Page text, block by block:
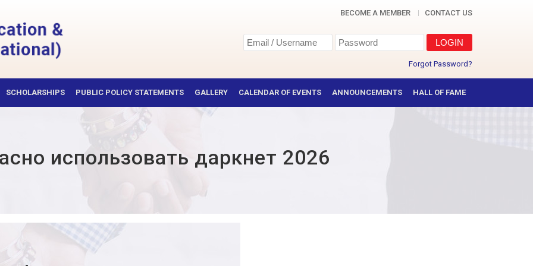
BECOME A MEMBER CONTACT US
Forgot Password?
SCHOLARSHIPS PUBLIC POLICY STATEMENTS GALLERY CALENDAR OF EVENTS ANNOUNCEMENTS HALL OF FAME
использовать даркнет 2026